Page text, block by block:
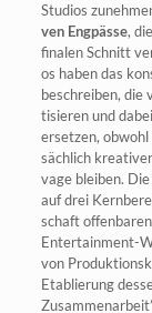
Stu­di­os
ven Eng­päs­se,
fina­len Schnitt
os haben das
beschrei­ben, die
ti­sie­ren und
erset­zen,
säch­lich
vage blei­ben.
auf drei
schaft
Enter­tain­ment-
von
Eta­blie­rung